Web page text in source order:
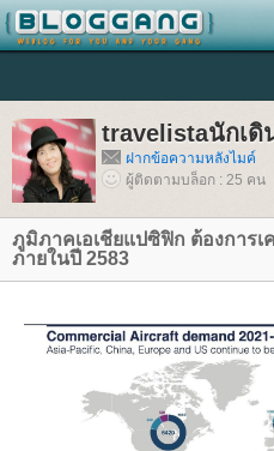
travelistaนักเดิ
ฝากข้อความหลังไมค์
ผู้ติดตามบล็อก : 25 คน
ภูมิภาคเอเชียแปซิฟิก ต้องการเ
ภายในปี 2583